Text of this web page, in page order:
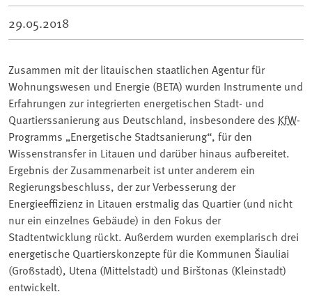
29.05.2018
Zusammen mit der litauischen staatlichen Agentur für
Wohnungswesen und Energie (BETA) wurden Instrumente und
Erfahrungen zur integrierten energetischen Stadt- und
Quartierssanierung aus Deutschland, insbesondere des KfW-
Programms „Energetische Stadtsanierung“, für den
Wissenstransfer in Litauen und darüber hinaus aufbereitet.
Ergebnis der Zusammenarbeit ist unter anderem ein
Regierungsbeschluss, der zur Verbesserung der
Energieeffizienz in Litauen erstmalig das Quartier (und nicht
nur ein einzelnes Gebäude) in den Fokus der
Stadtentwicklung rückt. Außerdem wurden exemplarisch drei
energetische Quartierskonzepte für die Kommunen Šiauliai
(Großstadt), Utena (Mittelstadt) und Birštonas (Kleinstadt)
entwickelt.